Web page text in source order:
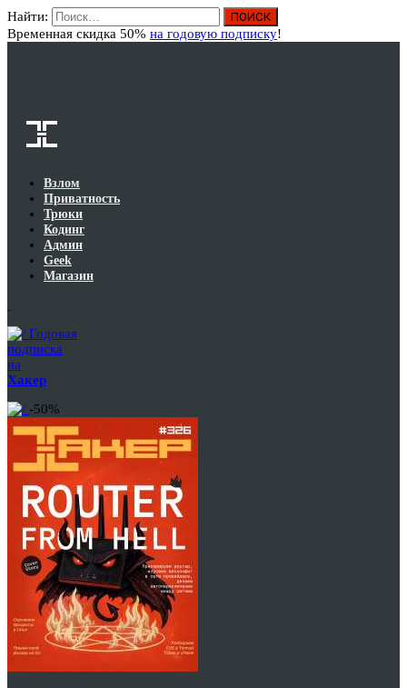
Найти:
Временная скидка 50% на годовую подписку!
Взлом
Приватность
Трюки
Кодинг
Админ
Geek
Магазин
Годовая
подписка
на
Хакер
-50%